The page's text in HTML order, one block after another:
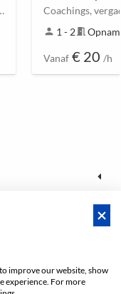
luchthaven van Bremen
person 1 - 2meeting_room
Vanaf € 20 /h
improve our website, show
experience. For more